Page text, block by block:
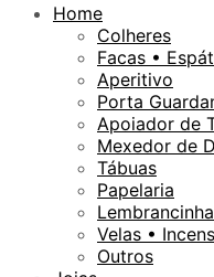
Home
Colheres
Facas •
Aperitivo
Porta
Apoiador de
Mexedor de
Tábuas
Papelaria
Velas •
Outros